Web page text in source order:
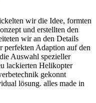
wir die Idee, formten
und erstellten den
wir an den Details
perfekten Adaption auf den
Auswahl spezieller
lackierten Helikopter
gekonnt
lösung. alles made in